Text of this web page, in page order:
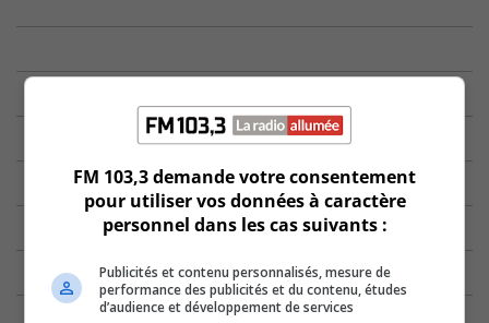
FM 103,3 demande votre consentement
pour utiliser vos données à caractère
personnel dans les cas suivants :
Publicités et contenu personnalisés, mesure de
performance des publicités et du contenu, études
d’audience et développement de services